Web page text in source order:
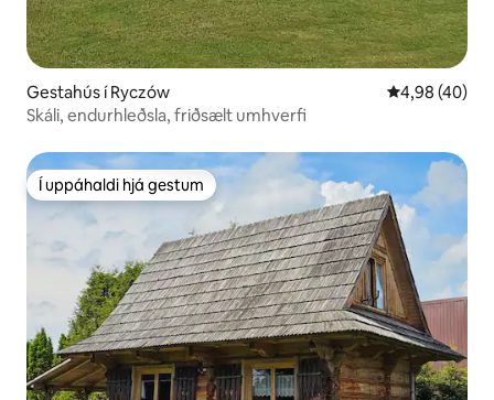
Gestahús í Ryczów 4,98 af 5 í
4,98 (40)
Skáli, endurhleðsla, friðsælt umhverfi
Í uppáhaldi hjá gestum
Í uppáhaldi hjá gestum